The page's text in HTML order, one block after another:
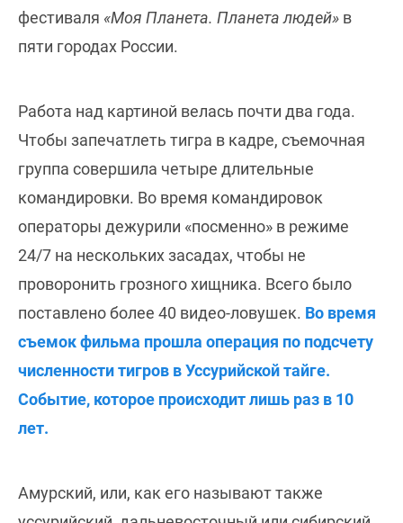
фестиваля «Моя Планета. Планета людей» в
пяти городах России.
Работа над картиной велась почти два года.
Чтобы запечатлеть тигра в кадре, съемочная
группа совершила четыре длительные
командировки. Во время командировок
операторы дежурили «посменно» в режиме
24/7 на нескольких засадах, чтобы не
проворонить грозного хищника. Всего было
поставлено более 40 видео-ловушек. Во время
съемок фильма прошла операция по подсчету
численности тигров в Уссурийской тайге.
Событие, которое происходит лишь раз в 10
лет.
Амурский, или, как его называют также